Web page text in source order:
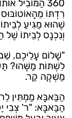
360
רִדְתּוֹ
שֶׁהוּא מַגִּיעַ
וְנִכְנָס לְבֵיתוֹ
"שָׁלוֹם עֲלֵיכֶם,
לִשְׁתּוֹת מַשֶּׁהוּ?
מַשְׁקֶה קַר.
הַבַּאבָּא מַמְתִּין
הַבַּאבָּא: "ר' צְבִי